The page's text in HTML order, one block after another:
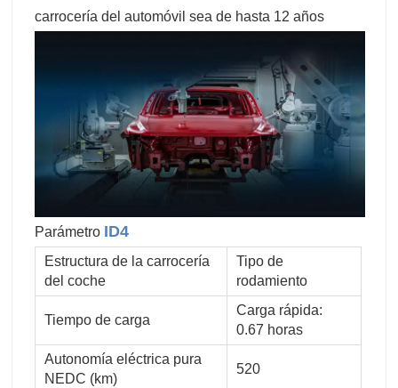
carrocería del automóvil sea de hasta 12 años
Parámetro ID4
Estructura de la carrocería
del coche
Tipo de
rodamiento
Tiempo de carga
Carga rápida:
0.67 horas
Autonomía eléctrica pura
NEDC (km)
520